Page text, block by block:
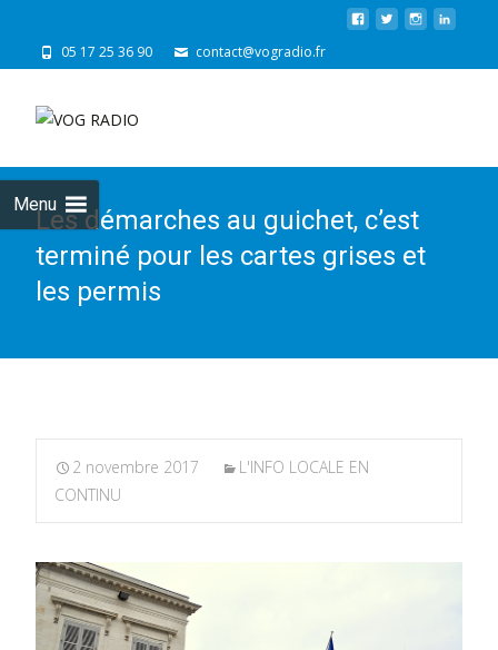
05 17 25 36 90 contact@vogradio.fr
Menu
Les démarches au guichet, c’est
terminé pour les cartes grises et
les permis
2 novembre 2017
L'INFO LOCALE EN
CONTINU